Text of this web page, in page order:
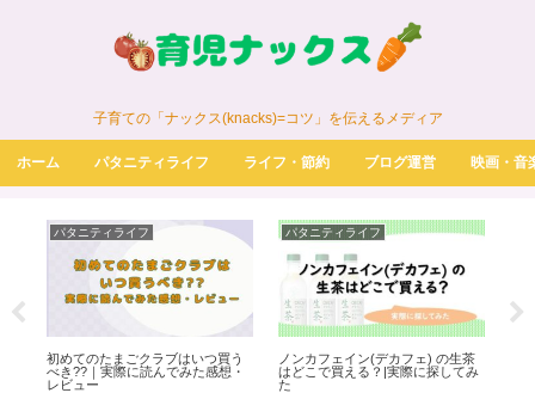
子育ての「ナックス(knacks)=コツ」を伝えるメディア
ホーム パタニティライフ ライフ・節約 ブログ運営 映画・音
パタニティライフ
初めてのたまごクラブはいつ買う
べき??｜実際に読んでみた感想・
レビュー
パタニティライフ
ノンカフェイン(デカフェ) の生茶
はどこで買える？|実際に探してみ
た